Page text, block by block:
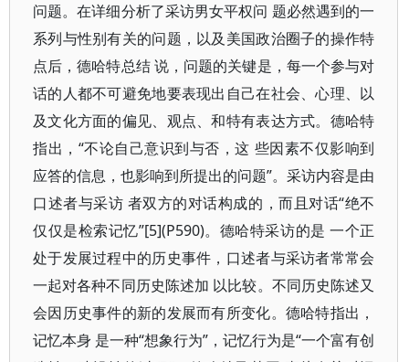
问题。在详细分析了采访男女平权问 题必然遇到的一
系列与性别有关的问题，以及美国政治圈子的操作特
点后，德哈特总结 说，问题的关键是，每一个参与对
话的人都不可避免地要表现出自己在社会、心理、以
及文化方面的偏见、观点、和特有表达方式。德哈特
指出，“不论自己意识到与否，这 些因素不仅影响到
应答的信息，也影响到所提出的问题”。采访内容是由
口述者与采访 者双方的对话构成的，而且对话“绝不
仅仅是检索记忆”[5](P590)。德哈特采访的是 一个正
处于发展过程中的历史事件，口述者与采访者常常会
一起对各种不同历史陈述加 以比较。不同历史陈述又
会因历史事件的新的发展而有所变化。德哈特指出，
记忆本身 是一种“想象行为”，记忆行为是“一个富有创